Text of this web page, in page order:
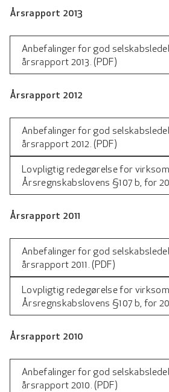
Årsrapport 2013
Anbefalinger for god
årsrapport 2013. (PDF)
Årsrapport 2012
Anbefalinger for god
årsrapport 2012. (PDF)
Lovpligtig redegørelse for
Årsregnskabslovens §107 b, for
Årsrapport 2011
Anbefalinger for god
årsrapport 2011. (PDF)
Lovpligtig redegørelse for
Årsregnskabslovens §107 b, for
Årsrapport 2010
Anbefalinger for god
årsrapport 2010. (PDF)